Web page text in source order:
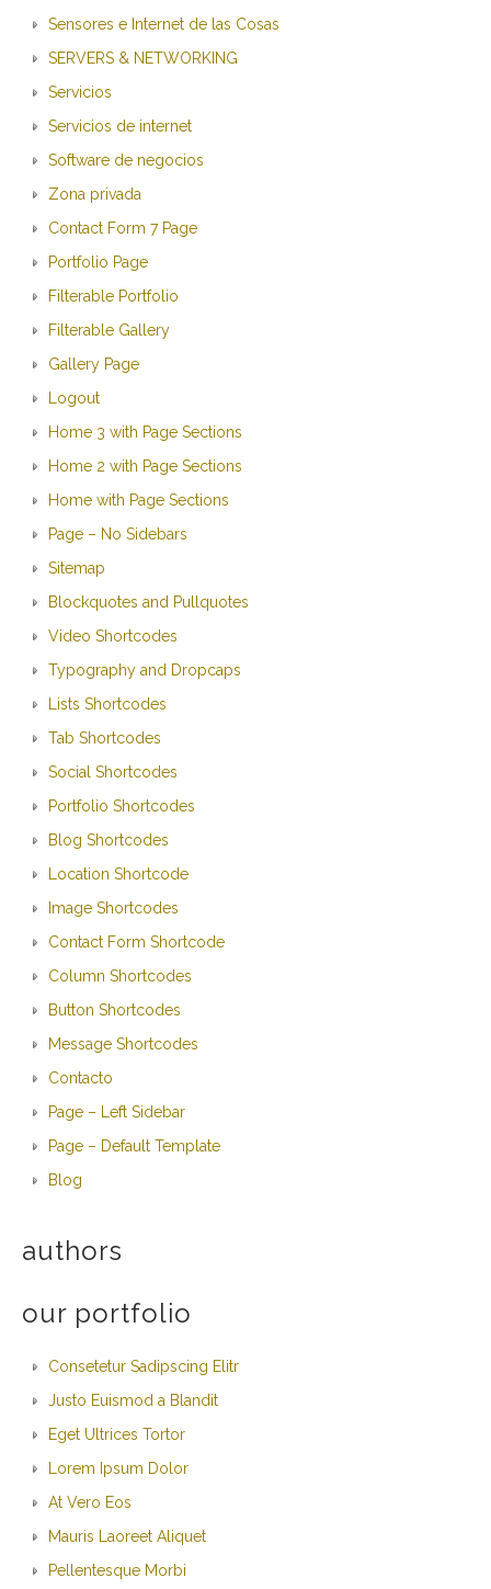
Sensores e Internet de las Cosas
SERVERS & NETWORKING
Servicios
Servicios de internet
Software de negocios
Zona privada
Contact Form 7 Page
Portfolio Page
Filterable Portfolio
Filterable Gallery
Gallery Page
Logout
Home 3 with Page Sections
Home 2 with Page Sections
Home with Page Sections
Page – No Sidebars
Sitemap
Blockquotes and Pullquotes
Video Shortcodes
Typography and Dropcaps
Lists Shortcodes
Tab Shortcodes
Social Shortcodes
Portfolio Shortcodes
Blog Shortcodes
Location Shortcode
Image Shortcodes
Contact Form Shortcode
Column Shortcodes
Button Shortcodes
Message Shortcodes
Contacto
Page – Left Sidebar
Page – Default Template
Blog
authors
our portfolio
Consetetur Sadipscing Elitr
Justo Euismod a Blandit
Eget Ultrices Tortor
Lorem Ipsum Dolor
At Vero Eos
Mauris Laoreet Aliquet
Pellentesque Morbi